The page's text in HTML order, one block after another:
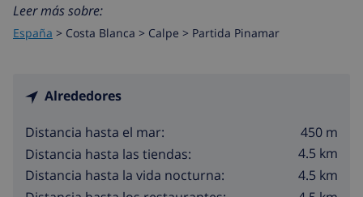
Leer más sobre:
España > Costa Blanca > Calpe > Partida Pinamar
Alrededores
Distancia hasta el mar:
450 m
Distancia hasta las tiendas:
4.5 km
Distancia hasta la vida nocturna:
4.5 km